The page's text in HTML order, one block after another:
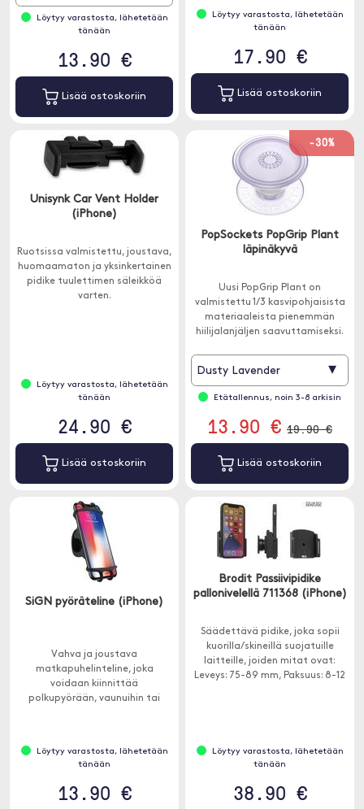
Löytyy varastosta, lähetetään
tänään
13.90 €
Lisää ostoskoriin
Löytyy varastosta, lähetetään
tänään
17.90 €
Lisää ostoskoriin
Unisynk Car Vent Holder
(iPhone)
Ruotsissa valmistettu, joustava,
huomaamaton ja yksinkertainen
pidike tuulettimen säleikköä
varten.
Löytyy varastosta, lähetetään
tänään
24.90 €
Lisää ostoskoriin
-30%
PopSockets PopGrip Plant
läpinäkyvä
Uusi PopGrip Plant on
valmistettu 1/3 kasvipohjaisista
materiaaleista pienemmän
hiilijalanjäljen saavuttamiseksi.
Dusty Lavender ▾
Etätallennus, noin 3-8 arkisin
13.90 € 19.90 €
Lisää ostoskoriin
SiGN pyöräteline (iPhone)
Vahva ja joustava
matkapuhelinteline, joka
voidaan kiinnittää
polkupyörään, vaunuihin tai
Löytyy varastosta, lähetetään
tänään
13.90 €
Brodit Passiivipidike
pallonivelellä 711368 (iPhone)
Säädettävä pidike, joka sopii
kuorilla/skineillä suojatuille
laitteille, joiden mitat ovat:
Leveys: 75-89 mm, Paksuus: 8-12
Löytyy varastosta, lähetetään
tänään
38.90 €